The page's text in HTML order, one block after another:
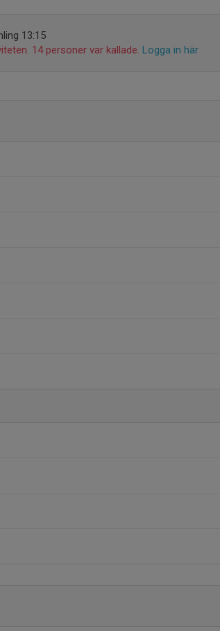
13:15
14 personer var kallade. Logga in här